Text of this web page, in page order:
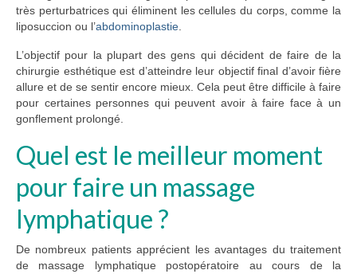
très perturbatrices qui éliminent les cellules du corps, comme la
liposuccion ou l’abdominoplastie.
L’objectif pour la plupart des gens qui décident de faire de la
chirurgie esthétique est d’atteindre leur objectif final d’avoir fière
allure et de se sentir encore mieux. Cela peut être difficile à faire
pour certaines personnes qui peuvent avoir à faire face à un
gonflement prolongé.
Quel est le meilleur moment
pour faire un massage
lymphatique ?
De nombreux patients apprécient les avantages du traitement
de massage lymphatique postopératoire au cours de la